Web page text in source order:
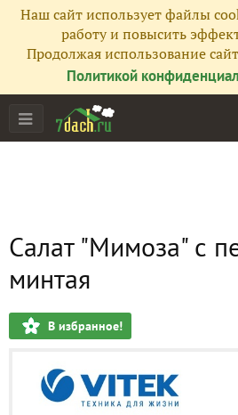
Наш сайт использует файлы
работу и повысить
Продолжая использование
Политикой
Салат "Мимоза" с
минтая
В избранное!